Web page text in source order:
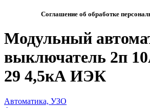
Соглашение об обработке
Модульный
выключатель 2п
29 4,5кА ИЭК
Автоматика, УЗО